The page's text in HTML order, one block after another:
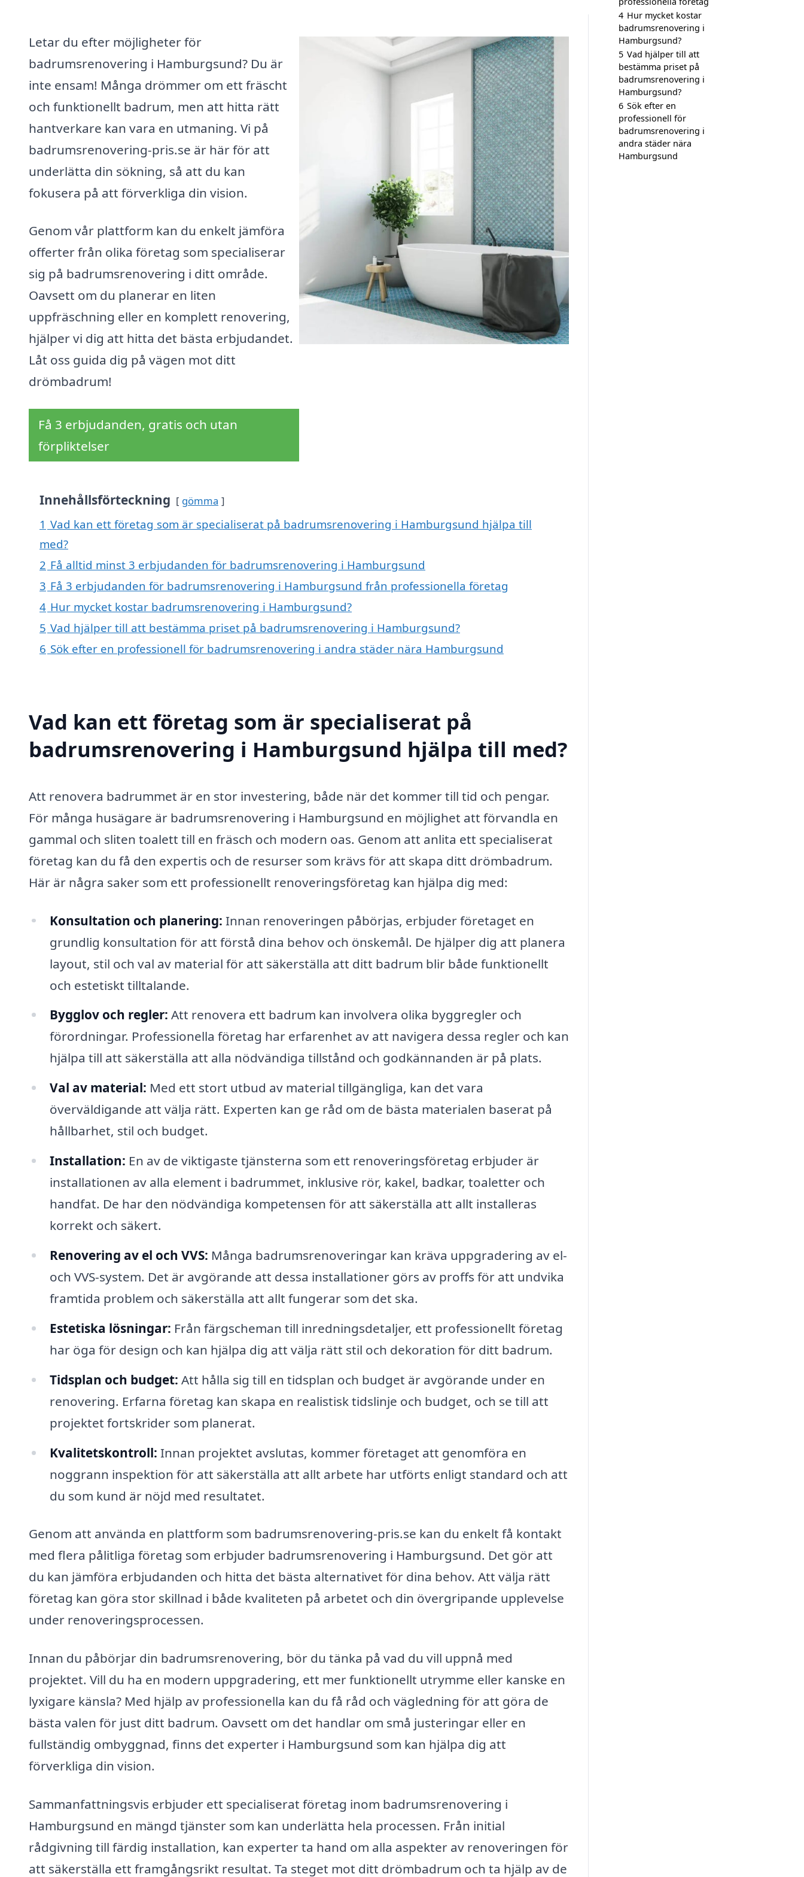
Letar du efter möjligheter för
badrumsrenovering i Hamburgsund? Du är
inte ensam! Många drömmer om ett fräscht
och funktionellt badrum, men att hitta rätt
hantverkare kan vara en utmaning. Vi på
badrumsrenovering-pris.se är här för att
underlätta din sökning, så att du kan
fokusera på att förverkliga din vision.
Genom vår plattform kan du enkelt jämföra
offerter från olika företag som specialiserar
sig på badrumsrenovering i ditt område.
Oavsett om du planerar en liten
uppfräschning eller en komplett renovering,
hjälper vi dig att hitta det bästa erbjudandet.
Låt oss guida dig på vägen mot ditt
drömbadrum!
Få 3 erbjudanden, gratis och utan
förpliktelser
Innehållsförteckning gömma
1 Vad kan ett företag som är specialiserat på badrumsrenovering i Hamburgsund hjälpa till
med?
2 Få alltid minst 3 erbjudanden för badrumsrenovering i Hamburgsund
3 Få 3 erbjudanden för badrumsrenovering i Hamburgsund från professionella företag
4 Hur mycket kostar badrumsrenovering i Hamburgsund?
5 Vad hjälper till att bestämma priset på badrumsrenovering i Hamburgsund?
6 Sök efter en professionell för badrumsrenovering i andra städer nära Hamburgsund
Vad kan ett företag som är specialiserat på
badrumsrenovering i Hamburgsund hjälpa till med?
Att renovera badrummet är en stor investering, både när det kommer till tid och pengar.
För många husägare är badrumsrenovering i Hamburgsund en möjlighet att förvandla en
gammal och sliten toalett till en fräsch och modern oas. Genom att anlita ett specialiserat
företag kan du få den expertis och de resurser som krävs för att skapa ditt drömbadrum.
Här är några saker som ett professionellt renoveringsföretag kan hjälpa dig med:
Konsultation och planering: Innan renoveringen påbörjas, erbjuder företaget en
grundlig konsultation för att förstå dina behov och önskemål. De hjälper dig att planera
layout, stil och val av material för att säkerställa att ditt badrum blir både funktionellt
och estetiskt tilltalande.
Bygglov och regler: Att renovera ett badrum kan involvera olika byggregler och
förordningar. Professionella företag har erfarenhet av att navigera dessa regler och kan
hjälpa till att säkerställa att alla nödvändiga tillstånd och godkännanden är på plats.
Val av material: Med ett stort utbud av material tillgängliga, kan det vara
överväldigande att välja rätt. Experten kan ge råd om de bästa materialen baserat på
hållbarhet, stil och budget.
Installation: En av de viktigaste tjänsterna som ett renoveringsföretag erbjuder är
installationen av alla element i badrummet, inklusive rör, kakel, badkar, toaletter och
handfat. De har den nödvändiga kompetensen för att säkerställa att allt installeras
korrekt och säkert.
Renovering av el och VVS: Många badrumsrenoveringar kan kräva uppgradering av el-
och VVS-system. Det är avgörande att dessa installationer görs av proffs för att undvika
framtida problem och säkerställa att allt fungerar som det ska.
Estetiska lösningar: Från färgscheman till inredningsdetaljer, ett professionellt företag
har öga för design och kan hjälpa dig att välja rätt stil och dekoration för ditt badrum.
Tidsplan och budget: Att hålla sig till en tidsplan och budget är avgörande under en
renovering. Erfarna företag kan skapa en realistisk tidslinje och budget, och se till att
projektet fortskrider som planerat.
Kvalitetskontroll: Innan projektet avslutas, kommer företaget att genomföra en
noggrann inspektion för att säkerställa att allt arbete har utförts enligt standard och att
du som kund är nöjd med resultatet.
Genom att använda en plattform som badrumsrenovering-pris.se kan du enkelt få kontakt
med flera pålitliga företag som erbjuder badrumsrenovering i Hamburgsund. Det gör att
du kan jämföra erbjudanden och hitta det bästa alternativet för dina behov. Att välja rätt
företag kan göra stor skillnad i både kvaliteten på arbetet och din övergripande upplevelse
under renoveringsprocessen.
Innan du påbörjar din badrumsrenovering, bör du tänka på vad du vill uppnå med
projektet. Vill du ha en modern uppgradering, ett mer funktionellt utrymme eller kanske en
lyxigare känsla? Med hjälp av professionella kan du få råd och vägledning för att göra de
bästa valen för just ditt badrum. Oavsett om det handlar om små justeringar eller en
fullständig ombyggnad, finns det experter i Hamburgsund som kan hjälpa dig att
förverkliga din vision.
Sammanfattningsvis erbjuder ett specialiserat företag inom badrumsrenovering i
Hamburgsund en mängd tjänster som kan underlätta hela processen. Från initial
rådgivning till färdig installation, kan experter ta hand om alla aspekter av renoveringen för
att säkerställa ett framgångsrikt resultat. Ta steget mot ditt drömbadrum och ta hjälp av de
4 Hur mycket kostar
badrumsrenovering i
Hamburgsund?
5 Vad hjälper till att
bestämma priset på
badrumsrenovering i
Hamburgsund?
6 Sök efter en
professionell för
badrumsrenovering i
andra städer nära
Hamburgsund